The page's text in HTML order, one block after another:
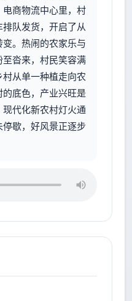
商物流中心里，村
队发货，开启了从
。热闹的农家乐与
沓来，村民笑容满
从单一种植走向农
底色，产业兴旺是
代化新农村灯火通
歇，好风景正逐步